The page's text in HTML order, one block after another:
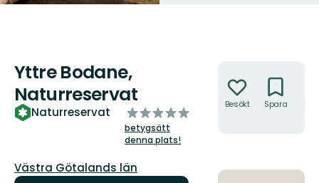
Yttre Bodane,
Naturreservat
Naturreservat
av
5
stjärnor
betygsätt
denna plats!
Län:
Västra Götalands län
Besökt Spara